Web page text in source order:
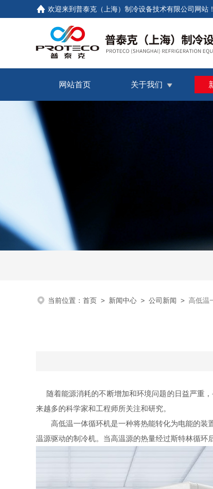
欢迎来到普泰克（上海）制冷设备技术有限公司网站！
网站首页 关于我们
当前位置： 首页 > 新闻中心 > 公司新闻 > 高低温
随着能源消耗的不断增加和环境问题的日益严重，
来越多的科学家和工程师所关注和研究。
高低温一体循环机是一种将热能转化为电能的装
温源驱动的制冷机。当高温源的热量经过斯特林循环